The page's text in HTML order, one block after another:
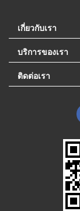
เกี่ยวกับเรา
บริการของเรา
ติดต่อเรา